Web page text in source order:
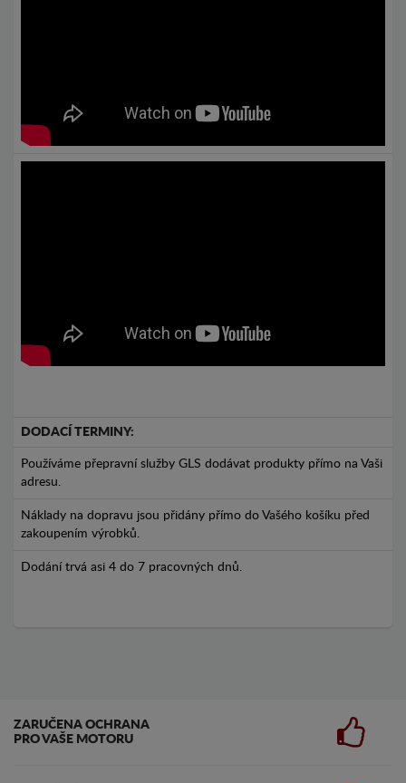
DODACÍ TERMINY:
Používáme přepravní služby GLS dodávat produkty přímo na Vaši
adresu.
Náklady na dopravu jsou přidány přímo do Vašého košíku před
zakoupením výrobků.
Dodání trvá asi 4 do 7 pracovných dnů.
ZARUČENA OCHRANA
PRO VAŠE MOTORU